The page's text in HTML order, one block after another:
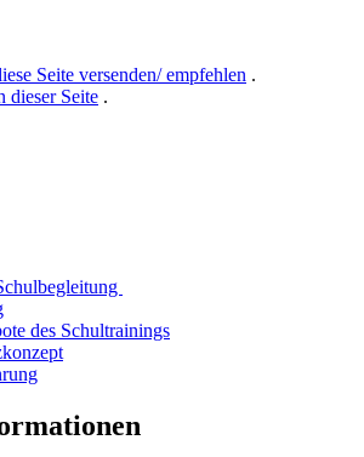
Seite versenden/ empfehlen .
dieser Seite .
des Schultrainings